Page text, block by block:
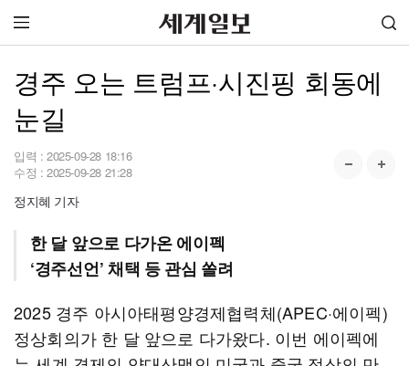
경주 오는 트럼프·시진핑 회동에
눈길
입력 : 2025-09-28 18:16
수정 : 2025-09-28 21:28
정지혜 기자
한 달 앞으로 다가온 에이펙
‘경주선언’ 채택 등 관심 쏠려
2025 경주 아시아태평양경제협력체(APEC·에이펙)
정상회의가 한 달 앞으로 다가왔다. 이번 에이펙에